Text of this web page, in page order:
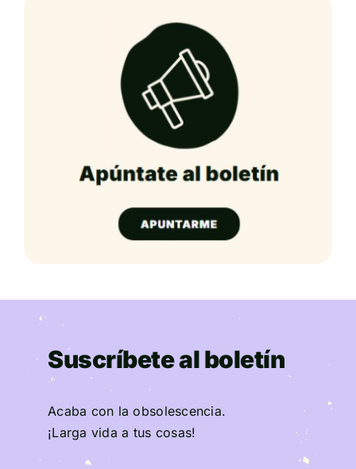
Suscríbete al boletín
Acaba con la obsolescencia.
¡Larga vida a tus cosas!